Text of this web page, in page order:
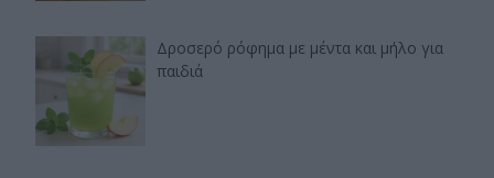
Δροσερό ρόφημα με μέντα και μήλο για
παιδιά